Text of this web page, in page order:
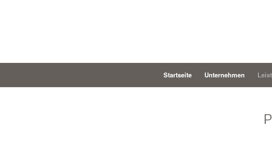
Startseite Unternehmen